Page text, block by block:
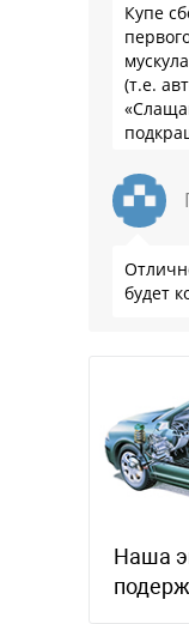
Купе
(т.е.
будет
Наша